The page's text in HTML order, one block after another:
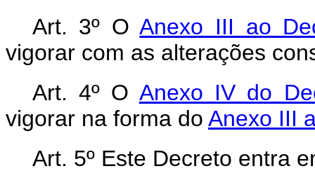
Art. 3º OAnexo III ao
vigorar com as alterações
Art. 4º O Anexo IV do
vigorar na forma do Anexo III
Art. 5º Este Decreto entra